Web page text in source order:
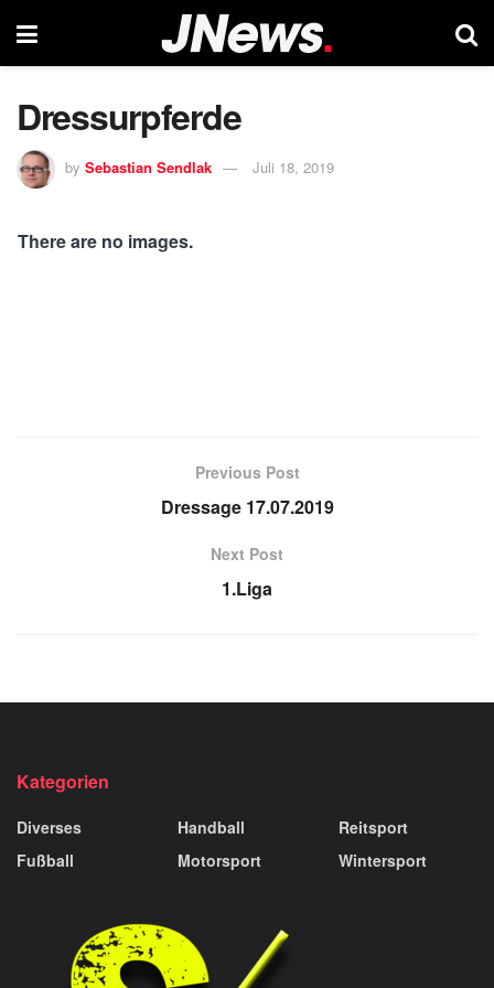
Dressurpferde
by Sebastian Sendlak Juli 18, 2019
There are no images.
Previous Post
Dressage 17.07.2019
Next Post
1.Liga
Kategorien
Diverses
Fußball
Handball
Motorsport
Reitsport
Wintersport